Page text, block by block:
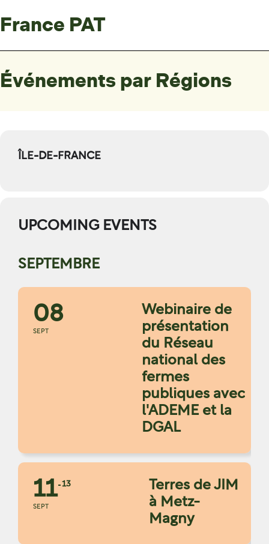
France PAT
Événements par Régions
ÎLE-DE-FRANCE
UPCOMING EVENTS
SEPTEMBRE
08
SEPT
Webinaire de
présentation
du Réseau
national des
fermes
publiques avec
l'ADEME et la
DGAL
11
SEPT
13
Terres de JIM
à Metz-
Magny